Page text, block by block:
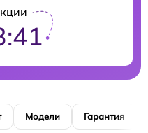
Модели Гарантия